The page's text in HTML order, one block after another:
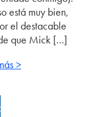
está muy bien,
el destacable
que Mick […]
>